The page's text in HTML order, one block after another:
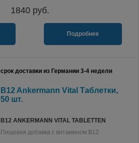
1840руб.
Подробнее
срок доставки из Германии 3-4 недели
B12 Ankermann Vital Таблетки,
50 шт.
B12 ANKERMANN VITAL TABLETTEN
Пищевая добавка с витамином B12.